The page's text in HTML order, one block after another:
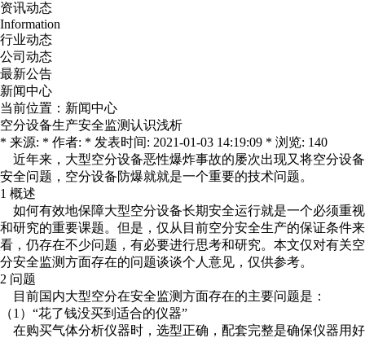
资讯动态
Information
行业动态
公司动态
最新公告
新闻中心
当前位置： 新闻中心
空分设备生产安全监测认识浅析
* 来源: * 作者: * 发表时间: 2021-01-03 14:19:09 * 浏览: 140
近年来，大型空分设备恶性爆炸事故的屡次出现又将空分设备
安全问题，空分设备防爆就就是一个重要的技术问题。
1 概述
如何有效地保障大型空分设备长期安全运行就是一个必须重视
和研究的重要课题。但是，仅从目前空分安全生产的保证条件来
看，仍存在不少问题，有必要进行思考和研究。本文仅对有关空
分安全监测方面存在的问题谈谈个人意见，仅供参考。
2 问题
目前国内大型空分在安全监测方面存在的主要问题是：
（1）“花了钱没买到适合的仪器”
在购买气体分析仪器时，选型正确，配套完整是确保仪器用好